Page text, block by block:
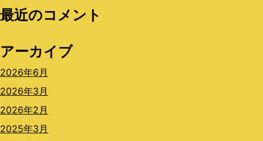
最近のコメント
アーカイブ
2026年6月
2026年3月
2026年2月
2025年3月